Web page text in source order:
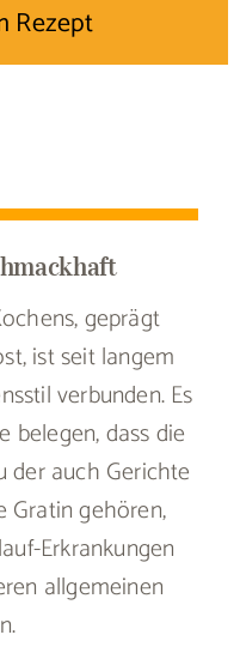
Rezept
geprägt
ist seit langem
verbunden. Es
belegen, dass die
der auch Gerichte
Gratin gehören,
Erkrankungen
allgemeinen